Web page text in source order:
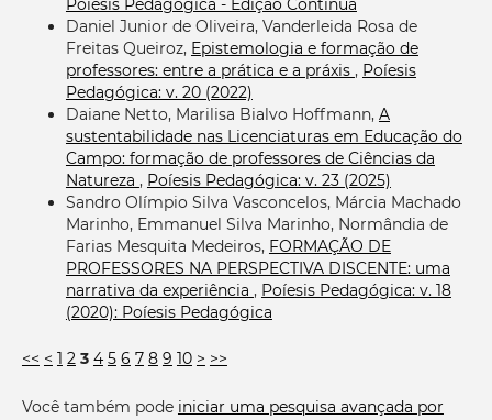
Poíesis Pedagógica - Edição Contínua
Daniel Junior de Oliveira, Vanderleida Rosa de
Freitas Queiroz, Epistemologia e formação de
professores: entre a prática e a práxis , Poíesis
Pedagógica: v. 20 (2022)
Daiane Netto, Marilisa Bialvo Hoffmann, A
sustentabilidade nas Licenciaturas em Educação do
Campo: formação de professores de Ciências da
Natureza , Poíesis Pedagógica: v. 23 (2025)
Sandro Olímpio Silva Vasconcelos, Márcia Machado
Marinho, Emmanuel Silva Marinho, Normândia de
Farias Mesquita Medeiros, FORMAÇÃO DE
PROFESSORES NA PERSPECTIVA DISCENTE: uma
narrativa da experiência , Poíesis Pedagógica: v. 18
(2020): Poíesis Pedagógica
<< < 1 2 3 4 5 6 7 8 9 10 > >>
Você também pode iniciar uma pesquisa avançada por